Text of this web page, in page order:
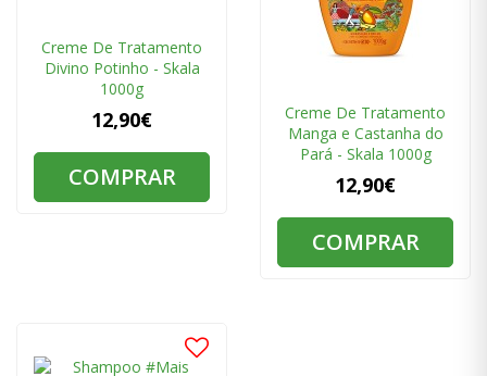
Creme De Tratamento
Divino Potinho - Skala
1000g
12,90€
COMPRAR
Creme De Tratamento
Manga e Castanha do
Pará - Skala 1000g
12,90€
COMPRAR